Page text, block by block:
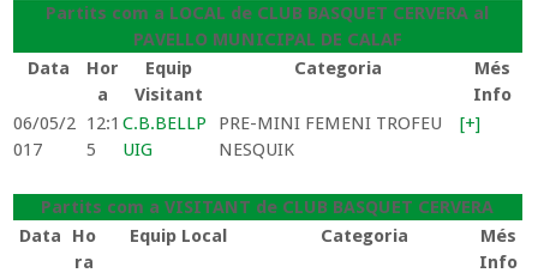
Partits com a LOCAL de CLUB BASQUET CERVERA al
PAVELLO MUNICIPAL DE CALAF
Data
Hor
a
Equip
Visitant
Categoria
Més
Info
06/05/2
017
12:1
5
C.B.BELLP
UIG
PRE-MINI FEMENI TROFEU
NESQUIK
[+]
Partits com a VISITANT de CLUB BASQUET CERVERA
Data
Ho
ra
Equip Local Categoria
Més
Info